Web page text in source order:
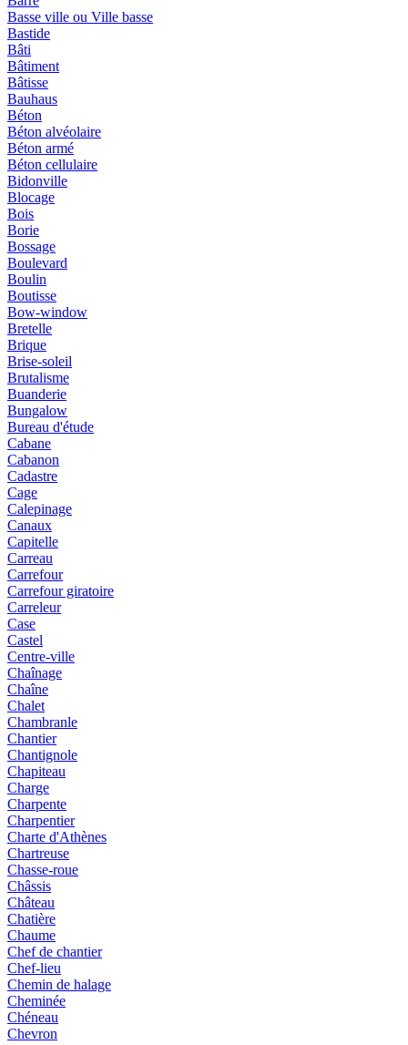
Basse ville ou Ville basse
Bastide
Bâti
Bâtiment
Bâtisse
Bauhaus
Béton
Béton alvéolaire
Béton armé
Béton cellulaire
Bidonville
Blocage
Bois
Borie
Bossage
Boulevard
Boulin
Boutisse
Bow-window
Bretelle
Brique
Brise-soleil
Brutalisme
Buanderie
Bungalow
Bureau d'étude
Cabane
Cabanon
Cadastre
Cage
Calepinage
Canaux
Capitelle
Carreau
Carrefour
Carrefour giratoire
Carreleur
Case
Castel
Centre-ville
Chaînage
Chaîne
Chalet
Chambranle
Chantier
Chantignole
Chapiteau
Charge
Charpente
Charpentier
Charte d'Athènes
Chartreuse
Chasse-roue
Châssis
Château
Chatière
Chaume
Chef de chantier
Chef-lieu
Chemin de halage
Cheminée
Chéneau
Chevron